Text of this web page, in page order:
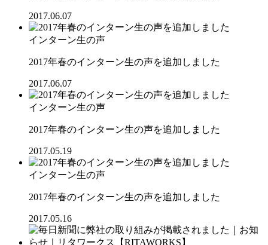
2017.06.07
インターン生の声
2017年春のインターン生の声を追加しました
2017.06.07
インターン生の声
2017年春のインターン生の声を追加しました
2017.05.19
インターン生の声
2017年春のインターン生の声を追加しました
2017.05.16